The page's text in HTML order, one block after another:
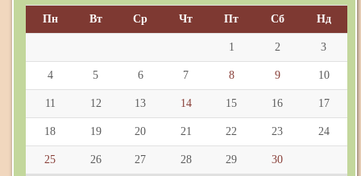
Пн Вт Ср Чт Пт Сб Нд
1 2 3
4 5 6 7 8 9 10
11 12 13 14 15 16 17
18 19 20 21 22 23 24
25 26 27 28 29 30